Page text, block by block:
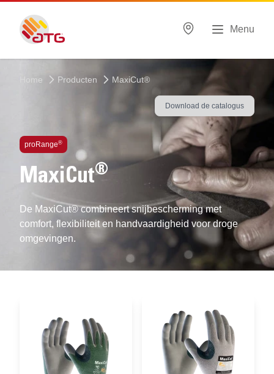
Menu
Home Producten MaxiCut®
Download de catalogus
proRange®
MaxiCut®
De MaxiCut® combineert snijbescherming met
comfort, flexibiliteit en handvaardigheid voor droge
omgevingen.